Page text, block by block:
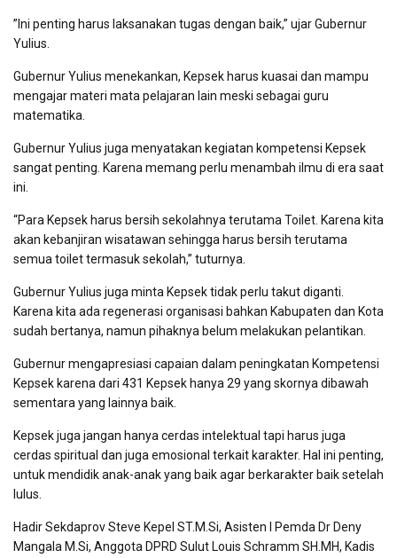
”Ini penting harus laksanakan tugas dengan baik,” ujar Gubernur
Yulius.
Gubernur Yulius menekankan, Kepsek harus kuasai dan mampu
mengajar materi mata pelajaran lain meski sebagai guru
matematika.
Gubernur Yulius juga menyatakan kegiatan kompetensi Kepsek
sangat penting. Karena memang perlu menambah ilmu di era saat
ini.
“Para Kepsek harus bersih sekolahnya terutama Toilet. Karena kita
akan kebanjiran wisatawan sehingga harus bersih terutama
semua toilet termasuk sekolah,” tuturnya.
Gubernur Yulius juga minta Kepsek tidak perlu takut diganti.
Karena kita ada regenerasi organisasi bahkan Kabupaten dan Kota
sudah bertanya, namun pihaknya belum melakukan pelantikan.
Gubernur mengapresiasi capaian dalam peningkatan Kompetensi
Kepsek karena dari 431 Kepsek hanya 29 yang skornya dibawah
sementara yang lainnya baik.
Kepsek juga jangan hanya cerdas intelektual tapi harus juga
cerdas spiritual dan juga emosional terkait karakter. Hal ini penting,
untuk mendidik anak-anak yang baik agar berkarakter baik setelah
lulus.
Hadir Sekdaprov Steve Kepel ST.M.Si, Asisten I Pemda Dr Deny
Mangala M.Si, Anggota DPRD Sulut Louis Schramm SH.MH, Kadis